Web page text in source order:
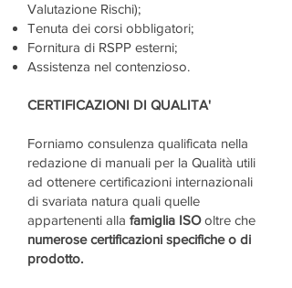
Valutazione Rischi);
Tenuta dei corsi obbligatori;
Fornitura di RSPP esterni;
Assistenza nel contenzioso.
CERTIFICAZIONI DI QUALITA'
Forniamo consulenza qualificata nella
redazione di manuali per la Qualità utili
ad ottenere certificazioni internazionali
di svariata natura quali quelle
appartenenti alla famiglia ISOoltre che
numerose certificazioni specifiche o di
prodotto.